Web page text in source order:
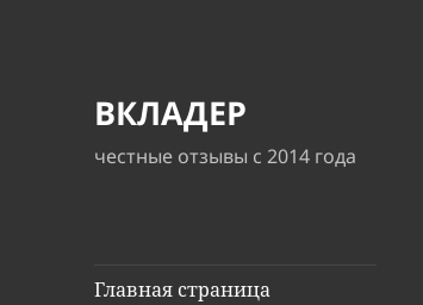
ВКЛАДЕР
честные отзывы с 2014 года
Главная страница